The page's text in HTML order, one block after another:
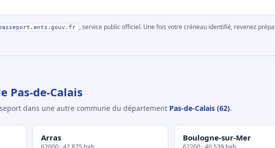
, service public officiel. Une fois votre créneau identifié, revenez
Pas-de-Calais
dans une autre commune du département Pas-de-Calais (62).
Arras Boulogne-sur-Mer